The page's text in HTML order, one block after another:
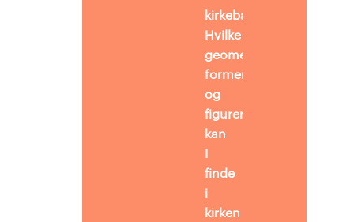
kirkebænk?
Hvilke
geometriske
former
og
figurer
kan
finde
i
kirken